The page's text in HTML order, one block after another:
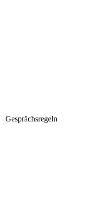
Gesprächsregeln